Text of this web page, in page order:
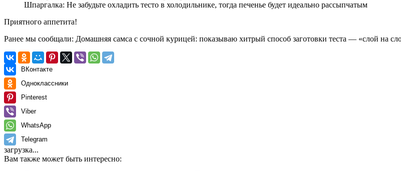
Шпаргалка: Не забудьте охладить тесто в холодильнике, тогда печенье будет идеально рассыпчатым
Приятного аппетита!
Ранее мы сообщали: Домашняя самса с сочной курицей: показываю хитрый способ заготовки теста — «слой на
ВКонтакте
Одноклассники
Pinterest
Viber
WhatsApp
Telegram
загрузка...
Вам также может быть интересно: